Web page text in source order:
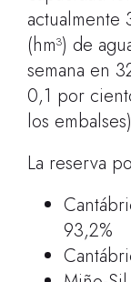
actualmente
(hm³) de
semana en
0,1 por
los
La reserva
93,2%